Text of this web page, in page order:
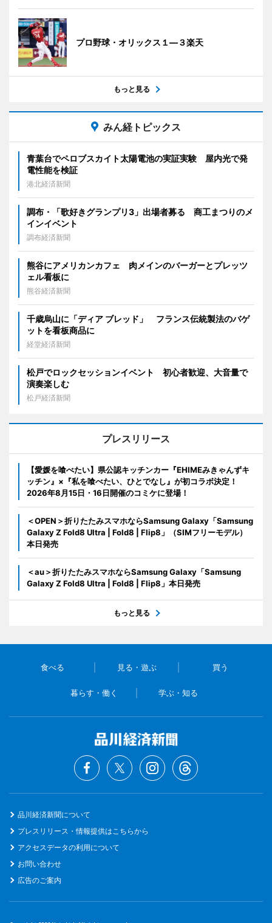
プロ野球・オリックス１―３楽天
もっと見る
みん経トピックス
青葉台でペロブスカイト太陽電池の実証実験 屋内光で発
電性能を検証
港北経済新聞
調布・「歌好きグランプリ3」出場者募る 商工まつりのメ
インイベント
調布経済新聞
熊谷にアメリカンカフェ 肉メインのバーガーとプレッツ
ェル看板に
熊谷経済新聞
千歳烏山に「ディア ブレッド」 フランス伝統製法のバゲ
ットを看板商品に
経堂経済新聞
松戸でロックセッションイベント 初心者歓迎、大音量で
演奏楽しむ
松戸経済新聞
プレスリリース
【愛媛を喰べたい】県公認キッチンカー『EHIMEみきゃんずキ
ッチン』×『私を喰べたい、ひとでなし』が初コラボ決定！
2026年8月15日・16日開催のコミケに登場！
＜OPEN＞折りたたみスマホならSamsung Galaxy「Samsung
Galaxy Z Fold8 Ultra | Fold8 | Flip8」（SIMフリーモデル）
本日発売
＜au＞折りたたみスマホならSamsung Galaxy「Samsung
Galaxy Z Fold8 Ultra | Fold8 | Flip8」本日発売
もっと見る
食べる 見る・遊ぶ 買う
暮らす・働く 学ぶ・知る
品川経済新聞について
プレスリリース・情報提供はこちらから
アクセスデータの利用について
お問い合わせ
広告のご案内